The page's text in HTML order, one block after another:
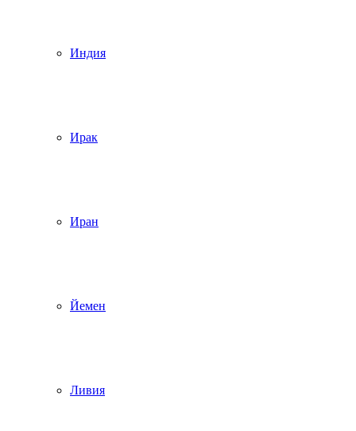
Индия
Ирак
Иран
Йемен
Ливия